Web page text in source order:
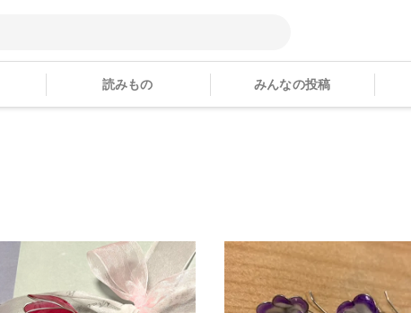
読みもの みんなの投稿